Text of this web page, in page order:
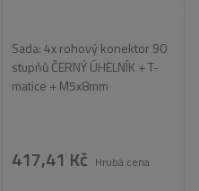
Sada: 4x rohový konektor 90
stupňů ČERNÝ ÚHELNÍK + T-
matice + M5x8mm
417,41 Kč Hrubá cena